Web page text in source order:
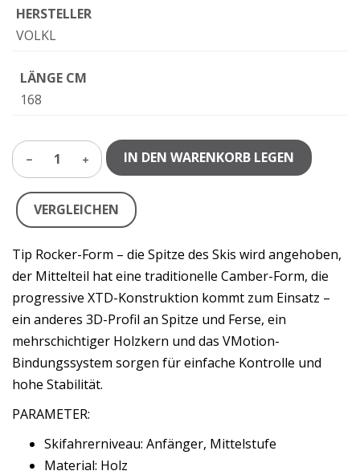
HERSTELLER
VOLKL
LÄNGE CM
168
1 IN DEN WARENKORB LEGEN
VERGLEICHEN
Tip Rocker-Form – die Spitze des Skis wird angehoben,
der Mittelteil hat eine traditionelle Camber-Form, die
progressive XTD-Konstruktion kommt zum Einsatz –
ein anderes 3D-Profil an Spitze und Ferse, ein
mehrschichtiger Holzkern und das VMotion-
Bindungssystem sorgen für einfache Kontrolle und
hohe Stabilität.
PARAMETER:
Skifahrerniveau: Anfänger, Mittelstufe
Material: Holz